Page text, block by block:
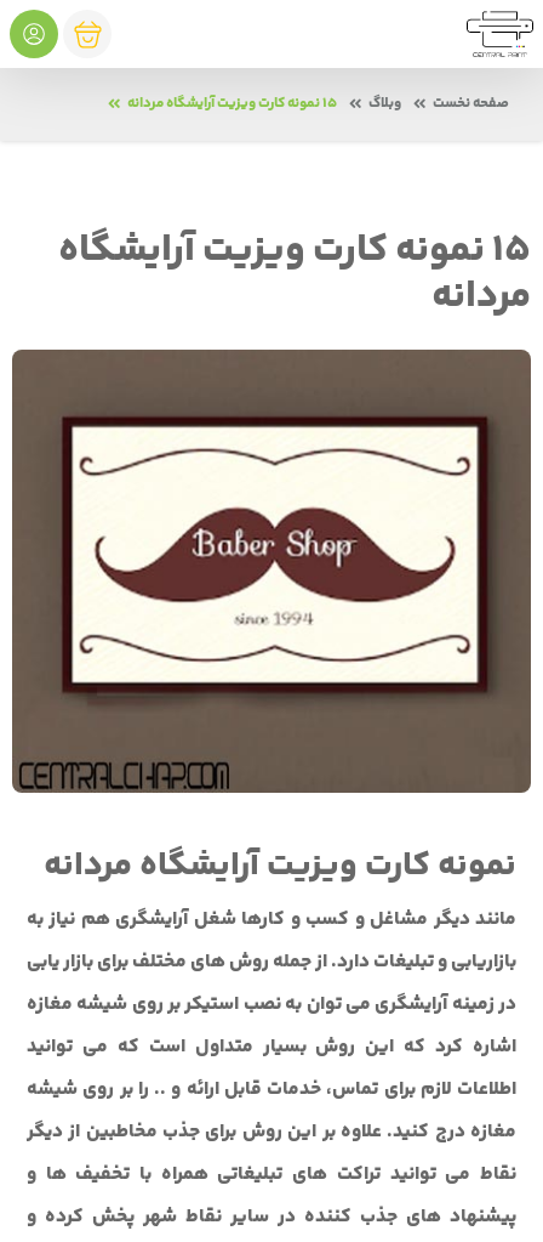
صفحه نخست وبلاگ 15 نمونه کارت ویزیت آرایشگاه مردانه
15 نمونه کارت ویزیت آرایشگاه
مردانه
نمونه کارت ویزیت آرایشگاه مردانه
مانند دیگر مشاغل و کسب و کارها شغل آرایشگری هم نیاز به
بازاریابی و تبلیغات دارد. از جمله روش های مختلف برای بازار یابی
در زمینه آرایشگری می توان به نصب استیکر بر روی شیشه مغازه
اشاره کرد که این روش بسیار متداول است که می توانید
اطلاعات لازم برای تماس، خدمات قابل ارائه و .. را بر روی شیشه
مغازه درج کنید. علاوه بر این روش برای جذب مخاطبین از دیگر
نقاط می توانید تراکت های تبلیغاتی همراه با تخفیف ها و
پیشنهاد های جذب کننده در سایر نقاط شهر پخش کرده و